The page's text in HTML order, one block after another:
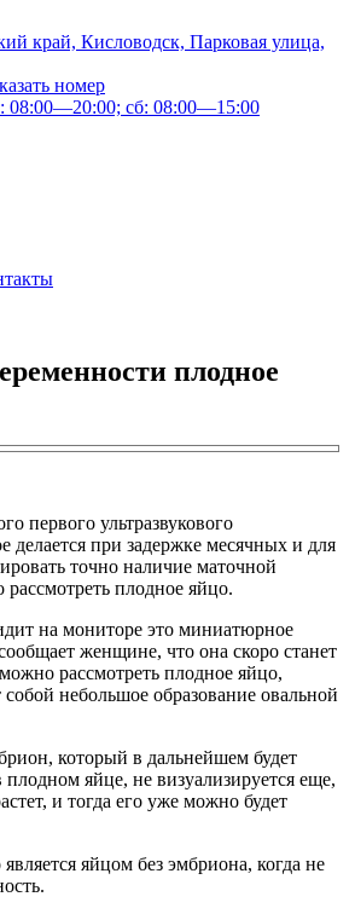
край, Кисловодск, Парковая улица,
номер
08:00—20:00; сб: 08:00—15:00
плодное
первого ультразвукового
делается при задержке месячных и для
точно наличие маточной
плодное яйцо.
на мониторе это миниатюрное
женщине, что она скоро станет
рассмотреть плодное яйцо,
собой небольшое образование овальной
который в дальнейшем будет
плодном яйце, не визуализируется еще,
и тогда его уже можно будет
яйцом без эмбриона, когда не